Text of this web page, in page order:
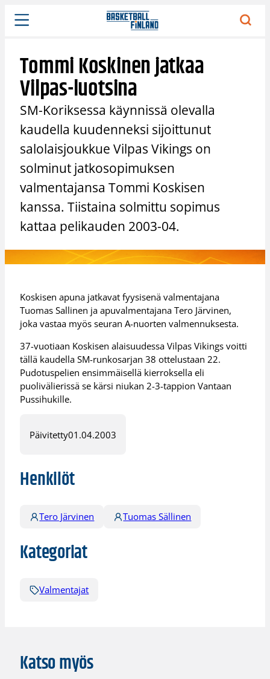
Siirry
sisältöön
Tommi Koskinen jatkaa
Vilpas-luotsina
SM-Koriksessa käynnissä olevalla
kaudella kuudenneksi sijoittunut
salolaisjoukkue Vilpas Vikings on
solminut jatkosopimuksen
valmentajansa Tommi Koskisen
kanssa. Tiistaina solmittu sopimus
kattaa pelikauden 2003-04.
Koskisen apuna jatkavat fyysisenä valmentajana
Tuomas Sallinen ja apuvalmentajana Tero Järvinen,
joka vastaa myös seuran A-nuorten valmennuksesta.
37-vuotiaan Koskisen alaisuudessa Vilpas Vikings voitti
tällä kaudella SM-runkosarjan 38 ottelustaan 22.
Pudotuspelien ensimmäisellä kierroksella eli
puolivälierissä se kärsi niukan 2-3-tappion Vantaan
Pussihukille.
Päivitetty01.04.2003
Henkilöt
Tero Järvinen Tuomas Sällinen
Kategoriat
Valmentajat
Katso myös